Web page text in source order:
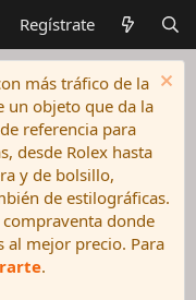
Regístrate
más tráfico de la
un objeto que da la
referencia para
desde Rolex hasta
y de bolsillo,
de estilográficas.
donde
al mejor precio. Para
.